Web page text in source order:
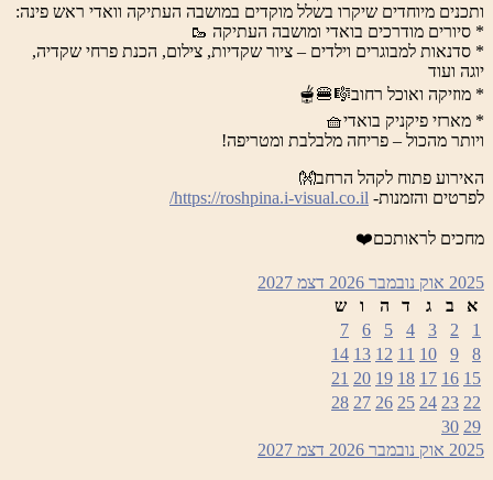
ותכנים מיוחדים שיקרו בשלל מוקדים במושבה העתיקה וואדי ראש פינה:
* סיורים מודרכים בואדי ומושבה העתיקה 🥾
* סדנאות למבוגרים וילדים – ציור שקדיות, צילום, הכנת פרחי שקדיה,
יוגה ועוד
* מוזיקה ואוכל רחוב🎼🍔🫕
* מארזי פיקניק בואדי🧺
ויותר מהכול – פריחה מלבלבת ומטריפה!
האירוע פתוח לקהל הרחב👐
לפרטים והזמנות- https://roshpina.i-visual.co.il/
מחכים לראותכם❤️
2025 אוק נובמבר 2026 דצמ 2027
א
ב ג ד ה ו
ש
1
2
3
4
5
6
7
8
9
10
11
12
13
14
15
16
17
18
19
20
21
22
23
24
25
26
27
28
29
30
2025 אוק נובמבר 2026 דצמ 2027